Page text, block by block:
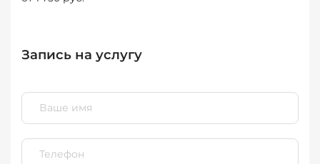
Запись на услугу